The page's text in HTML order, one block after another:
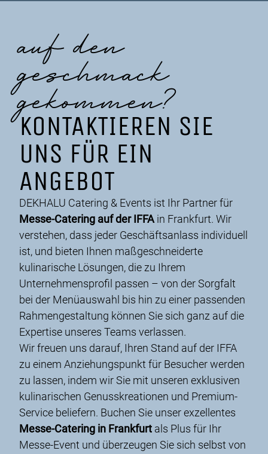
auf den
geschmack
gekommen?
KONTAKTIEREN SIE
UNS FÜR EIN
ANGEBOT
DEKHALU Catering & Events ist Ihr Partner für
Messe-Catering auf der IFFA in Frankfurt. Wir
verstehen, dass jeder Geschäftsanlass individuell
ist, und bieten Ihnen maßgeschneiderte
kulinarische Lösungen, die zu Ihrem
Unternehmensprofil passen – von der Sorgfalt
bei der Menüauswahl bis hin zu einer passenden
Rahmengestaltung können Sie sich ganz auf die
Expertise unseres Teams verlassen.
Wir freuen uns darauf, Ihren Stand auf der IFFA
zu einem Anziehungspunkt für Besucher werden
zu lassen, indem wir Sie mit unseren exklusiven
kulinarischen Genusskreationen und Premium-
Service beliefern. Buchen Sie unser exzellentes
Messe-Catering in Frankfurt als Plus für Ihr
Messe-Event und überzeugen Sie sich selbst von